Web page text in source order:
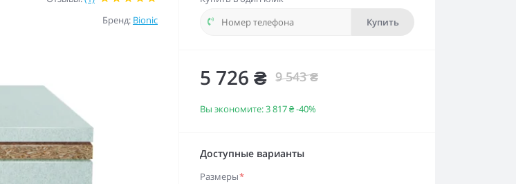
Бренд: Bionic
Купить
5 726 ₴ 9 543 ₴
Вы экономите:3 817 ₴-40%
Доступные варианты
Размеры*